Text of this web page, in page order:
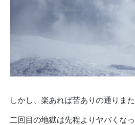
しかし、楽あれば苦ありの通りまた
二回目の地獄は先程よりヤバくなっ